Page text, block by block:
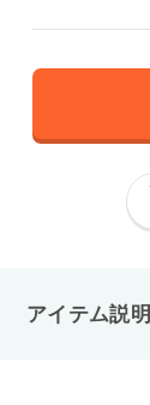
アイテム説明